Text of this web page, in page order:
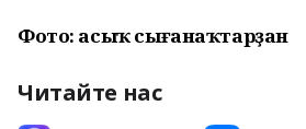
Фото: асыҡ сығанаҡтарҙан
Читайте нас